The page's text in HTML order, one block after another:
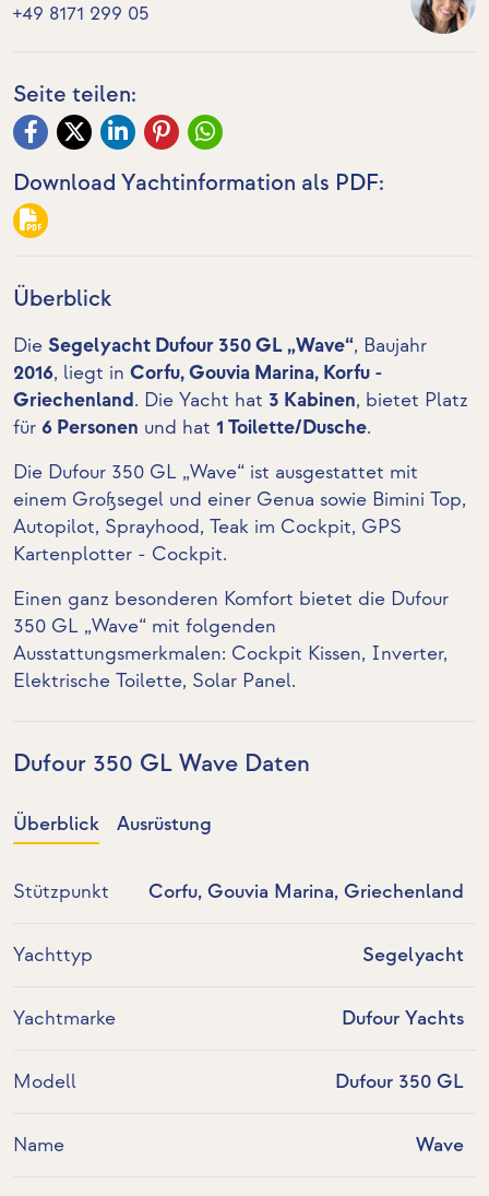
+49 8171 299 05
Seite teilen:
Download Yachtinformation als PDF:
Überblick
Die Segelyacht Dufour 350 GL „Wave“, Baujahr
2016, liegt in Corfu, Gouvia Marina, Korfu -
Griechenland. Die Yacht hat 3 Kabinen, bietet Platz
für 6 Personen und hat 1 Toilette/Dusche.
Die Dufour 350 GL „Wave“ ist ausgestattet mit
einem Großsegel und einer Genua sowie Bimini Top,
Autopilot, Sprayhood, Teak im Cockpit, GPS
Kartenplotter - Cockpit.
Einen ganz besonderen Komfort bietet die Dufour
350 GL „Wave“ mit folgenden
Ausstattungsmerkmalen: Cockpit Kissen, Inverter,
Elektrische Toilette, Solar Panel.
Dufour 350 GL Wave Daten
Überblick Ausrüstung
Stützpunkt Corfu, Gouvia Marina, Griechenland
Yachttyp Segelyacht
Yachtmarke Dufour Yachts
Modell Dufour 350 GL
Name Wave